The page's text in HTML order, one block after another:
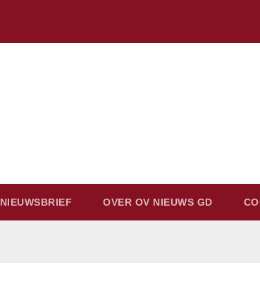
NIEUWSBRIEF OVER OV NIEUWS GD